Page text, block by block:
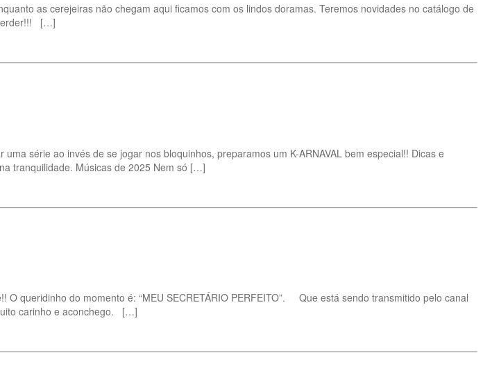
as cerejeiras não chegam aqui ficamos com os lindos doramas. Teremos novidades no catálogo de
[…]
série ao invés de se jogar nos bloquinhos, preparamos um K-ARNAVAL bem especial!! Dicas e
tranquilidade. Músicas de 2025 Nem só […]
queridinho do momento é: “MEU SECRETÁRIO PERFEITO”. Que está sendo transmitido pelo canal
carinho e aconchego. […]